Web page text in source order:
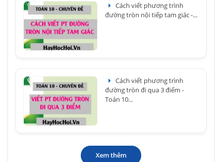
Cách viết phương trình
đường tròn nội tiếp tam giác -...
Cách viết phương trình
đường tròn đi qua 3 điểm -
Toán 10...
Xem thêm